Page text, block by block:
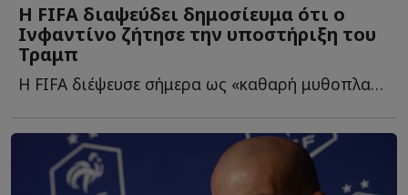
Η FIFA διαψεύδει δημοσίευμα ότι ο
Ινφαντίνο ζήτησε την υποστήριξη του
Τραμπ
Η FIFA διέψευσε σήμερα ως «καθαρή μυθοπλασία» δημοσίευμα ό...